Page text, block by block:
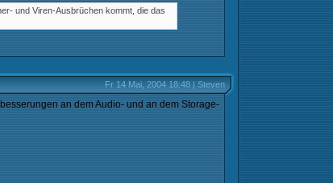
und Viren-Ausbrüchen kommt, die das
Fr 14 Mai, 2004 18:48 | Steven
an dem Audio- und an dem Storage-